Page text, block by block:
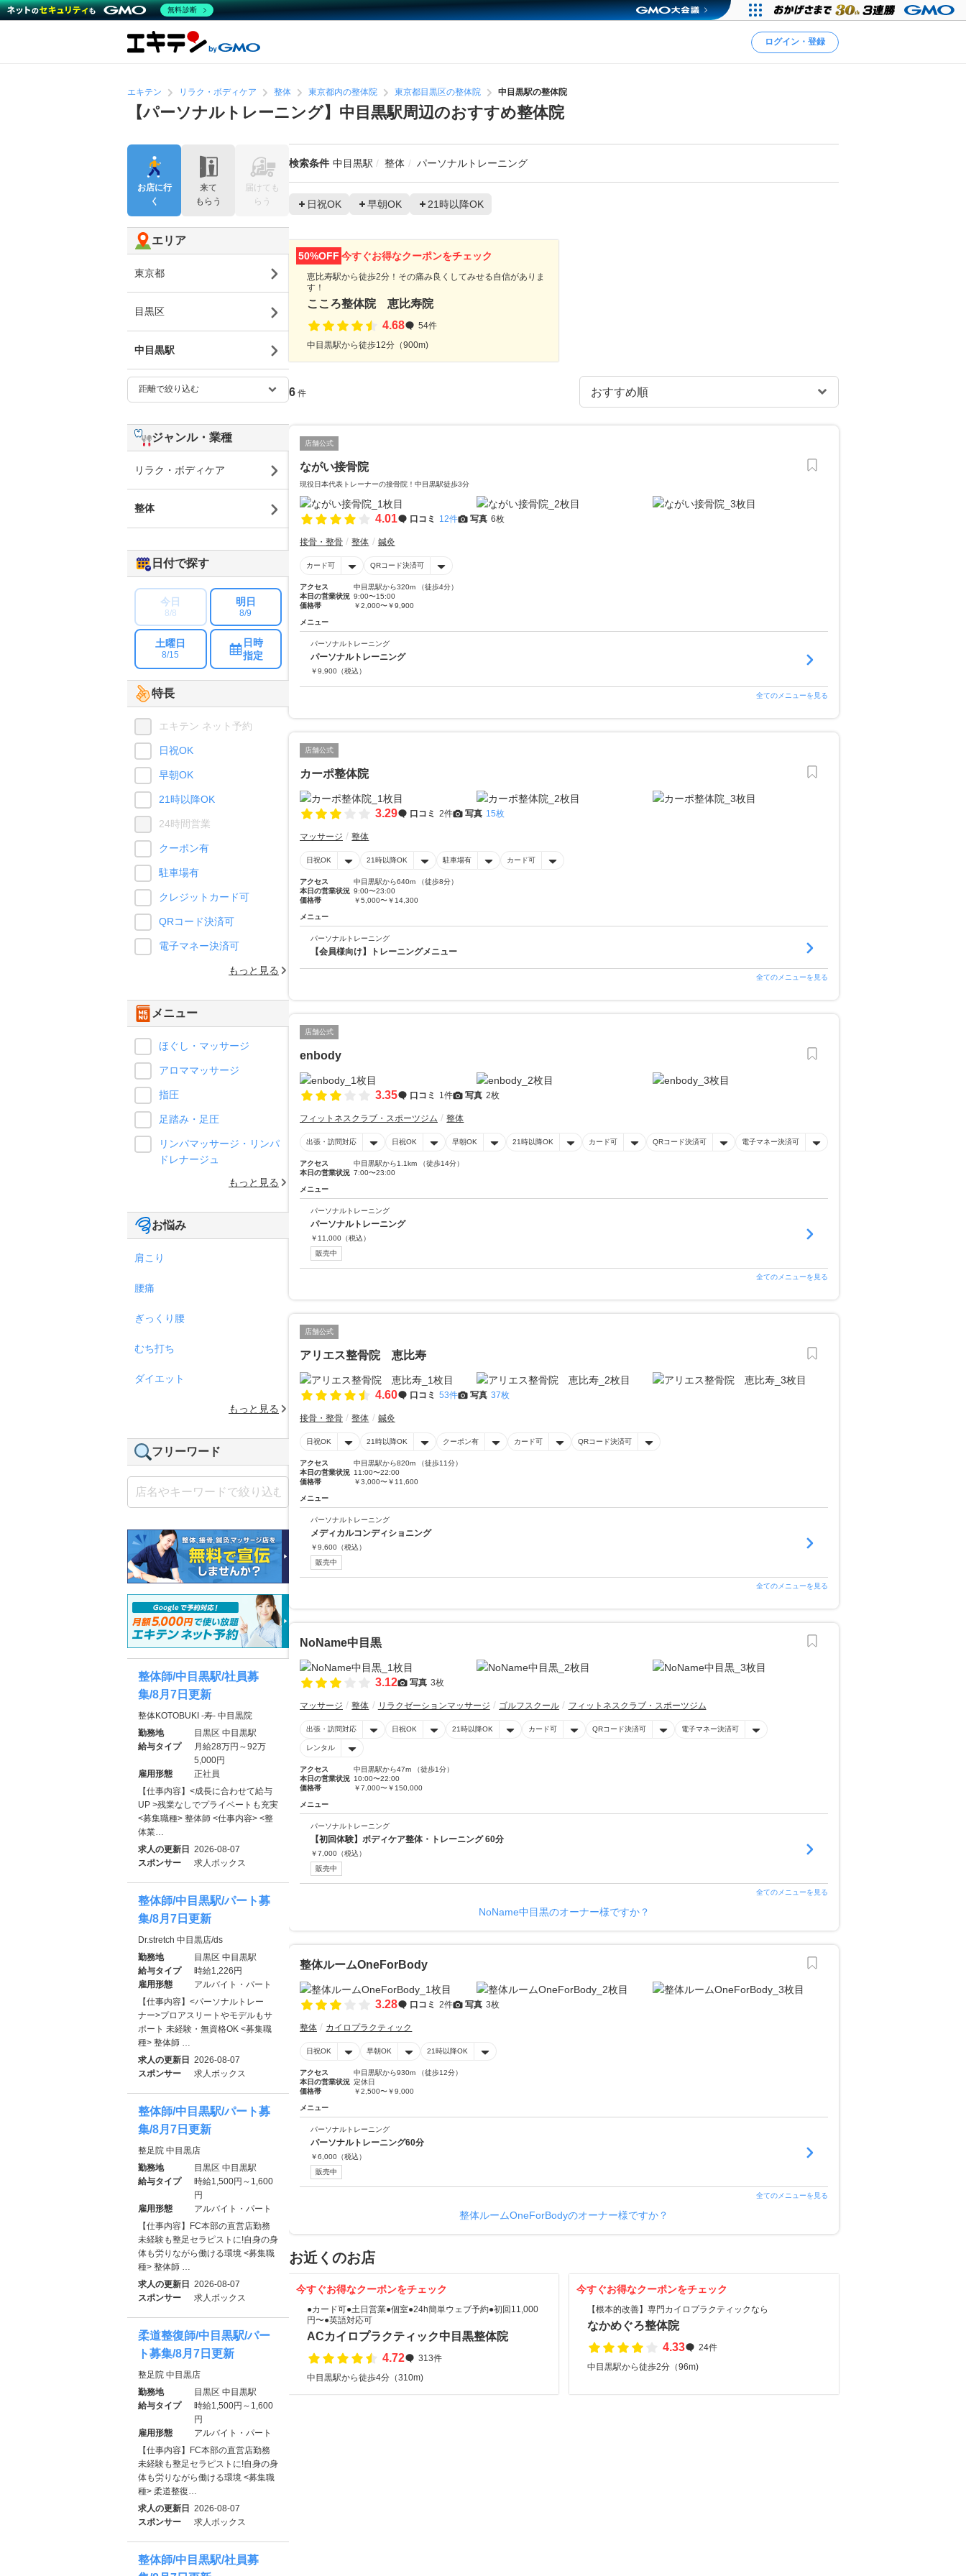
ログイン・登録
エキテン リラク・ボディケア 整体 東京都内の整体院 東京都目黒区の整体院 中目黒駅の整体院
【パーソナルトレーニング】中目黒駅周辺のおすすめ整体院
検索条件 中目黒駅 整体 パーソナルトレーニング
日祝OK 早朝OK 21時以降OK
50%OFF 今すぐお得なクーポンをチェック
恵比寿駅から徒歩2分！その痛み良くしてみせる自信がありま
す！
こころ整体院 恵比寿院
4.68
54件
中目黒駅から徒歩12分（900m)
6 件
店舗公式
ながい接骨院
現役日本代表トレーナーの接骨院！中目黒駅徒歩3分
4.01 口コミ 12件 写真 6枚
接骨・整骨 整体 鍼灸
カード可 QRコード決済可
アクセス
中目黒駅から320m （徒歩4分）
本日の営業状況 9:00〜15:00
価格帯
￥2,000〜￥9,900
メニュー
パーソナルトレーニング
パーソナルトレーニング
￥9,900 （税込）
全てのメニューを見る
店舗公式
カーポ整体院
3.29 口コミ 2件 写真 15枚
マッサージ 整体
日祝OK 21時以降OK 駐車場有 カード可
アクセス
中目黒駅から640m （徒歩8分）
本日の営業状況 9:00〜23:00
価格帯
￥5,000〜￥14,300
メニュー
パーソナルトレーニング
【会員様向け】トレーニングメニュー
全てのメニューを見る
店舗公式
enbody
3.35 口コミ 1件 写真 2枚
フィットネスクラブ・スポーツジム 整体
出張・訪問対応 日祝OK 早朝OK 21時以降OK カード可 QRコード決済可 電子マネー決済可
アクセス
中目黒駅から1.1km （徒歩14分）
本日の営業状況 7:00〜23:00
メニュー
パーソナルトレーニング
パーソナルトレーニング
￥ 11,000 （税込）
販売中
全てのメニューを見る
店舗公式
アリエス整骨院 恵比寿
4.60 口コミ 53件 写真 37枚
接骨・整骨 整体 鍼灸
日祝OK 21時以降OK クーポン有 カード可 QRコード決済可
アクセス
中目黒駅から820m （徒歩11分）
本日の営業状況 11:00〜22:00
価格帯
￥3,000〜￥11,600
メニュー
パーソナルトレーニング
メディカルコンディショニング
￥9,600 （税込）
販売中
全てのメニューを見る
NoName中目黒
3.12 写真 3枚
マッサージ 整体 リラクゼーションマッサージ ゴルフスクール フィットネスクラブ・スポーツジム
出張・訪問対応 日祝OK 21時以降OK カード可 QRコード決済可 電子マネー決済可
レンタル
アクセス
中目黒駅から47m （徒歩1分）
本日の営業状況 10:00〜22:00
価格帯
￥7,000〜￥150,000
メニュー
パーソナルトレーニング
【初回体験】ボディケア整体・トレーニング 60分
￥7,000 （税込）
販売中
全てのメニューを見る
NoName中目黒のオーナー様ですか？
整体ルームOneForBody
3.28 口コミ 2件 写真 3枚
整体 カイロプラクティック
日祝OK 早朝OK 21時以降OK
アクセス
中目黒駅から930m （徒歩12分）
本日の営業状況 定休日
価格帯
￥2,500〜￥9,000
メニュー
パーソナルトレーニング
パーソナルトレーニング60分
￥6,000 （税込）
販売中
全てのメニューを見る
整体ルームOneForBodyのオーナー様ですか？
お近くのお店
今すぐお得なクーポンをチェック
●カード可●土日営業●個室●24h簡単ウェブ予約●初回11,000
円〜●英語対応可
ACカイロプラクティック中目黒整体院
4.72
313件
中目黒駅から徒歩4分（310m)
今すぐお得なクーポンをチェック
【根本的改善】専門カイロプラクティックなら
なかめぐろ整体院
4.33
24件
中目黒駅から徒歩2分（96m)
お店に行
く
来て
もらう
届けても
らう
エリア
東京都
目黒区
中目黒駅
ジャンル・業種
リラク・ボディケア
整体
日付で探す
今日
8/8
明日
8/9
土曜日
8/15
日時
指定
特長
エキテン ネット予約
日祝OK
早朝OK
21時以降OK
24時間営業
クーポン有
駐車場有
クレジットカード可
QRコード決済可
電子マネー決済可
もっと見る
メニュー
ほぐし・マッサージ
アロママッサージ
指圧
足踏み・足圧
リンパマッサージ・リンパ
ドレナージュ
もっと見る
お悩み
肩こり
腰痛
ぎっくり腰
むち打ち
ダイエット
もっと見る
フリーワード
整体師/中目黒駅/社員募
集/8月7日更新
整体KOTOBUKI -寿- 中目黒院
勤務地
目黒区 中目黒駅
給与タイプ
月給28万円～92万
5,000円
雇用形態
正社員
【仕事内容】<成長に合わせて給与
UP >残業なしでプライベートも充実
<募集職種> 整体師 <仕事内容> <整
体業…
求人の更新日 2026-08-07
スポンサー
求人ボックス
整体師/中目黒駅/パート募
集/8月7日更新
Dr.stretch 中目黒店/ds
勤務地
目黒区 中目黒駅
給与タイプ
時給1,226円
雇用形態
アルバイト・パート
【仕事内容】<パーソナルトレー
ナー>プロアスリートやモデルもサ
ポート 未経験・無資格OK <募集職
種> 整体師 …
求人の更新日 2026-08-07
スポンサー
求人ボックス
整体師/中目黒駅/パート募
集/8月7日更新
整足院 中目黒店
勤務地
目黒区 中目黒駅
給与タイプ
時給1,500円～1,600
円
雇用形態
アルバイト・パート
【仕事内容】FC本部の直営店勤務
未経験も整足セラピストに!自身の身
体も労りながら働ける環境 <募集職
種> 整体師 …
求人の更新日 2026-08-07
スポンサー
求人ボックス
柔道整復師/中目黒駅/パー
ト募集/8月7日更新
整足院 中目黒店
勤務地
目黒区 中目黒駅
給与タイプ
時給1,500円～1,600
円
雇用形態
アルバイト・パート
【仕事内容】FC本部の直営店勤務
未経験も整足セラピストに!自身の身
体も労りながら働ける環境 <募集職
種> 柔道整復…
求人の更新日 2026-08-07
スポンサー
求人ボックス
整体師/中目黒駅/社員募
無料診断